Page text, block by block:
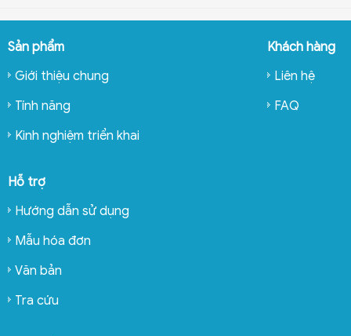
Sản phẩm
Giới thiệu chung
Tính năng
Kinh nghiệm triển khai
Khách hàng
Liên hệ
FAQ
Hỗ trợ
Hướng dẫn sử dụng
Mẫu hóa đơn
Văn bản
Tra cứu